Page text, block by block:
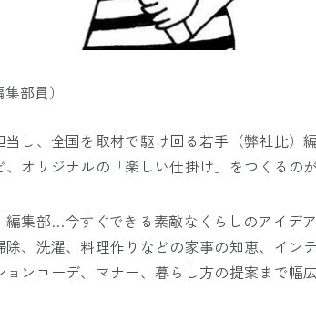
部員）
当し、全国を取材で駆け回る若手（弊社比）
、オリジナルの「楽しい仕掛け」をつくるの
集部…今すぐできる素敵なくらしのアイデ
、洗濯、料理作りなどの家事の知恵、イン
ョンコーデ、マナー、暮らし方の提案まで幅